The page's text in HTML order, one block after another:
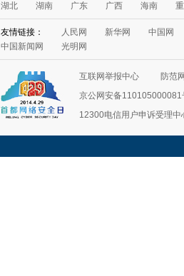
湖北
湖南 广东 广西 海南
友情链接： 人民网 新华网
中国网
中国新闻网
光明网
互联网举报中心
防范
京公网安备110105000081
12300电信用户申诉受理中